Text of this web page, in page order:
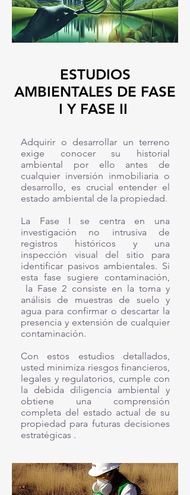
ESTUDIOS
AMBIENTALES DE FASE
I Y FASE II
Adquirir o desarrollar un terreno
exige conocer su historial
ambiental por ello antes de
cualquier inversión inmobiliaria o
desarrollo, es crucial entender el
estado ambiental de la propiedad.
La Fase I se centra en una
investigación no intrusiva de
registros históricos y una
inspección visual del sitio para
identificar pasivos ambientales. Si
esta fase sugiere contaminación,
la Fase 2 consiste en la toma y
análisis de muestras de suelo y
agua para confirmar o descartar la
presencia y extensión de cualquier
contaminación.
Con estos estudios detallados,
usted minimiza riesgos financieros,
legales y regulatorios, cumple con
la debida diligencia ambiental y
obtiene una comprensión
completa del estado actual de su
propiedad para futuras decisiones
estratégicas .